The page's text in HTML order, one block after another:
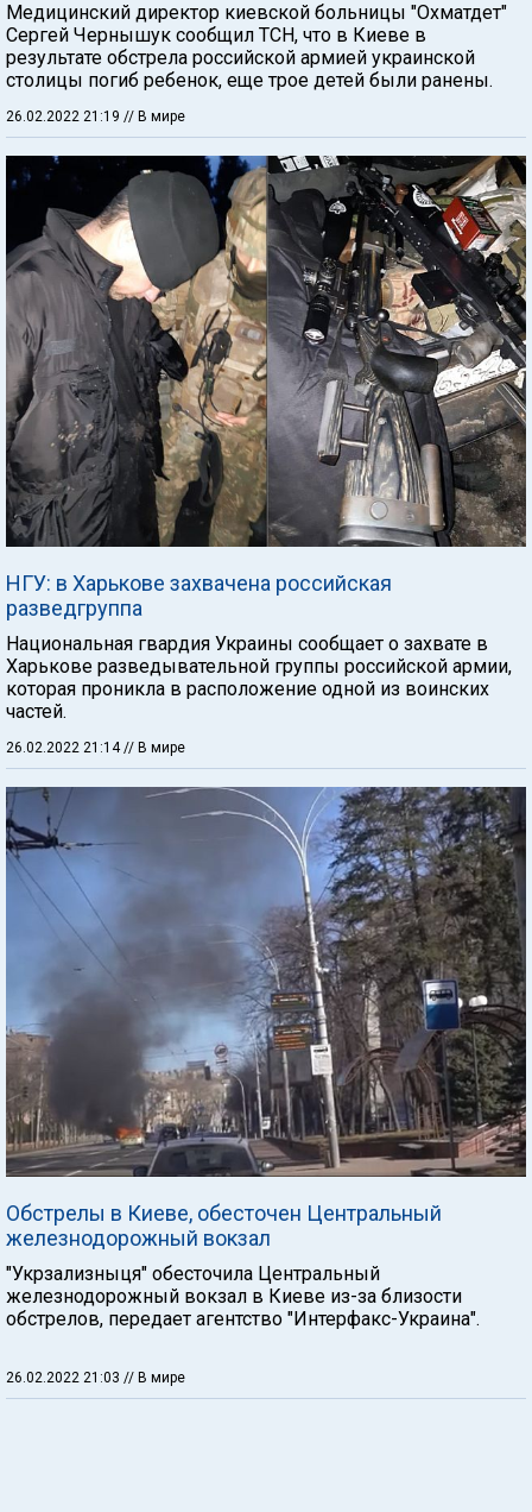
Медицинский директор киевской больницы "Охматдет"
Сергей Чернышук сообщил ТСН, что в Киеве в
результате обстрела российской армией украинской
столицы погиб ребенок, еще трое детей были ранены.
26.02.2022 21:19 // В мире
НГУ: в Харькове захвачена российская
разведгруппа
Национальная гвардия Украины сообщает о захвате в
Харькове разведывательной группы российской армии,
которая проникла в расположение одной из воинских
частей.
26.02.2022 21:14 // В мире
Обстрелы в Киеве, обесточен Центральный
железнодорожный вокзал
"Укрзализныця" обесточила Центральный
железнодорожный вокзал в Киеве из-за близости
обстрелов, передает агентство "Интерфакс-Украина".
26.02.2022 21:03 // В мире